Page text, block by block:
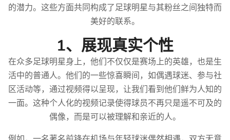
的潜力。这些方面共同构成了足球明星与其粉丝之间独特而
美好的联系。
1、展现真实个性
在众多足球明星身上，他们不仅仅是赛场上的英雄，也是生
活中的普通人。他们的一些惊喜瞬间，如偶遇球迷、参与社
区活动等，通过视频得以呈现，让我们看到他们鲜为人知的
一面。这种个人化的视频记录使得球员不再只是遥不可及的
偶像，而是可以被理解和亲近的人。